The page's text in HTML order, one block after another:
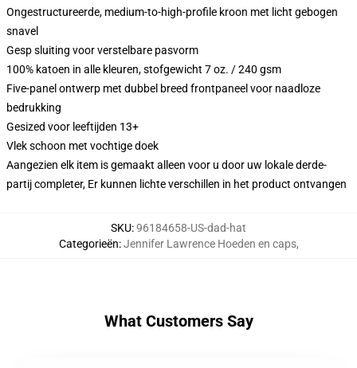
Ongestructureerde, medium-to-high-profile kroon met licht gebogen
snavel
Gesp sluiting voor verstelbare pasvorm
100% katoen in alle kleuren, stofgewicht 7 oz. / 240 gsm
Five-panel ontwerp met dubbel breed frontpaneel voor naadloze
bedrukking
Gesized voor leeftijden 13+
Vlek schoon met vochtige doek
Aangezien elk item is gemaakt alleen voor u door uw lokale derde-
partij completer, Er kunnen lichte verschillen in het product ontvangen
SKU:96184658-US-dad-hat
Categorieën:Jennifer Lawrence Hoeden en caps,
What Customers Say